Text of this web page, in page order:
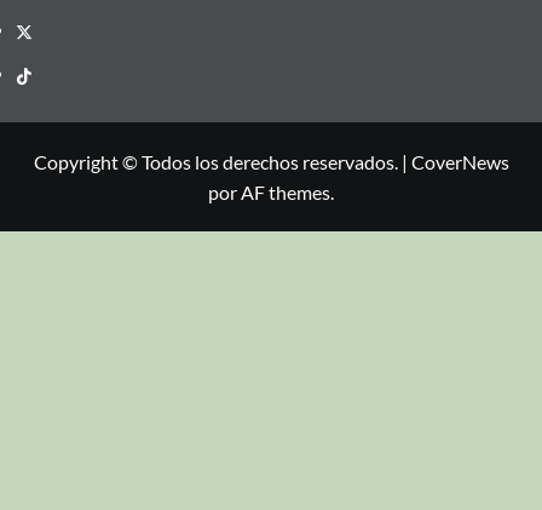
Copyright © Todos los derechos reservados. | CoverNews
por AF themes.